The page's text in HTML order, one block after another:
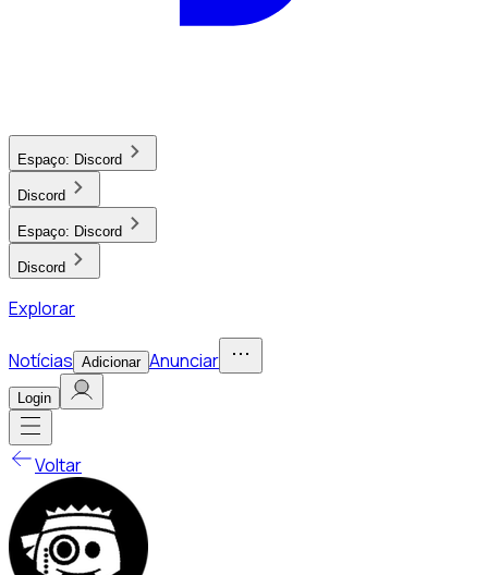
Espaço: Discord
Discord
Espaço: Discord
Discord
Explorar
Notícias Adicionar Anunciar
Login
Voltar